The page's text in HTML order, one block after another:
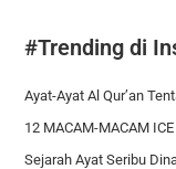
#Trending di
Ayat-Ayat Al Qur’an
12 MACAM-MACAM
Sejarah Ayat Seribu